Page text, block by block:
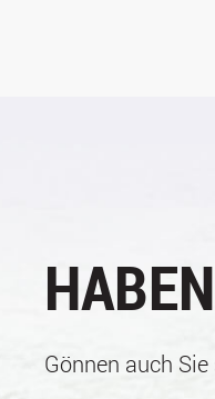
Gönnen auch